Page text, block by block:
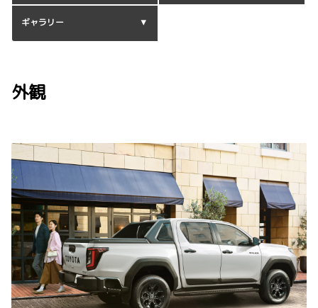
ギャラリー
外観